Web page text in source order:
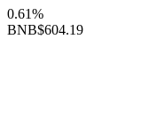
0.61%
BNB$604.19